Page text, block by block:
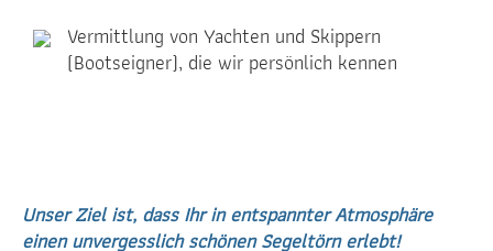
Vermittlung von Yachten und Skippern
(Bootseigner), die wir persönlich kennen
Unser Ziel ist, dass Ihr in entspannter Atmosphäre
einen unvergesslich schönen Segeltörn erlebt!